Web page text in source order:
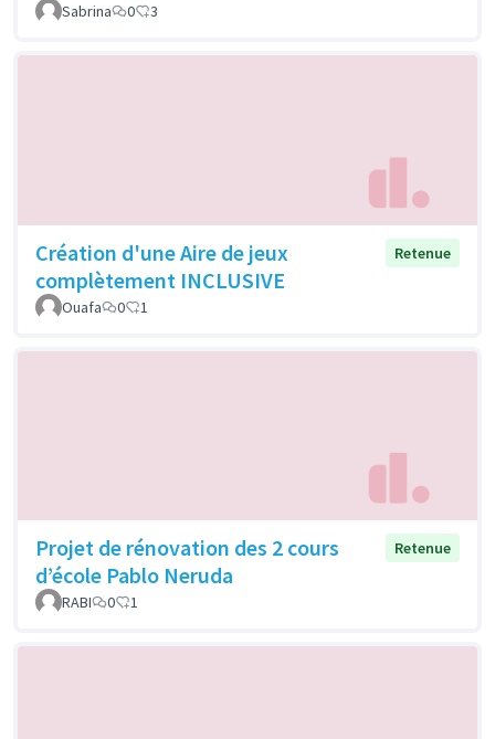
Sabrina 0 3
Création d'une Aire de jeux
complètement INCLUSIVE
Retenue
Ouafa 0 1
Projet de rénovation des 2 cours
d’école Pablo Neruda
Retenue
RABI 0 1